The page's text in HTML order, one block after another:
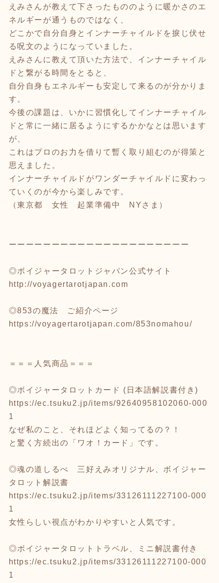
えみさんが教えて下さったもののように暖かさのエ
ネルギーが通うものではなく、
どこかで自分自身とインナーチャイルドを捩じ伏せ
る呪文のようになっていました。
えみさんに教えて頂いた方法で、インナーチャイル
ドと繋がる時間をとると、
自分自身もエネルギーも安定して来るのが分かりま
す。
今後の課題は、いかに習慣化してインナーチャイル
ドと常に一緒に居るようにするかかなとは思います
が、
これはプロのお力を借りて暫く取り組むのが得策と
思えました。
インナーチャイルドがワンダーチャイルドに変わっ
ていくのが今から楽しみです。
（東京都 女性 起業準備中 NYさま）
ーーーーーーーーーーーーーーーーーーーーー
◎ボイジャータロットジャパン公式サイト
http://voyagertarotjapan.com
◎853の魔法 ご紹介ページ
https://voyagertarotjapan.com/853nomahou/
＝＝＝人気商品＝＝＝
◎ボイジャータロットカード (日本語解説書付き)
https://ec.tsuku2.jp/items/92640958102060-000
1
なぜ私のこと、それほどよく知ってるの？！
と驚く方続出の「ワオ！カード」です。
◎魂の道しるべ 三好えみオリジナル、ボイジャー
タロット解説書
https://ec.tsuku2.jp/items/33126111227100-000
1
女性らしい視点がわかりやすいと人気です。
◎ボイジャータロットトラベル、ミニ解説書付き
https://ec.tsuku2.jp/items/33126111227100-000
1